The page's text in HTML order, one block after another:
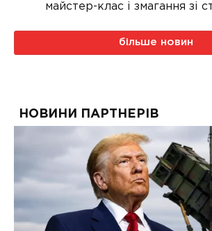
майстер-клас і змагання зі
більше новин